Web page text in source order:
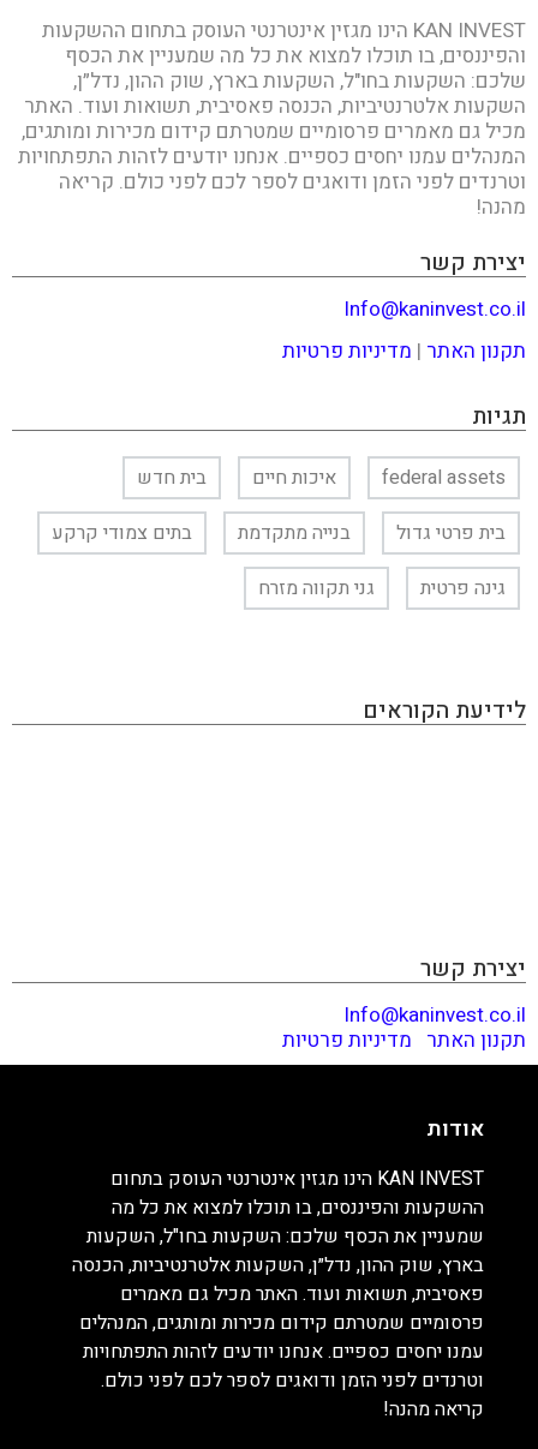
KAN INVEST הינו מגזין אינטרנטי העוסק בתחום ההשקעות
והפיננסים, בו תוכלו למצוא את כל מה שמעניין את הכסף
שלכם: השקעות בחו"ל, השקעות בארץ, שוק ההון, נדל״ן,
השקעות אלטרנטיביות, הכנסה פאסיבית, תשואות ועוד. האתר
מכיל גם מאמרים פרסומיים שמטרתם קידום מכירות ומותגים,
המנהלים עמנו יחסים כספיים. אנחנו יודעים לזהות התפתחויות
וטרנדים לפני הזמן ודואגים לספר לכם לפני כולם. קריאה
מהנה!
יצירת קשר
Info@kaninvest.co.il
תקנון האתר | מדיניות פרטיות
תגיות
federal assets איכות חיים
בית חדש
בית פרטי גדול
בנייה מתקדמת
בתים צמודי קרקע
גינה פרטית
גני תקווה מזרח
לידיעת הקוראים
יצירת קשר
Info@kaninvest.co.il
תקנון האתר מדיניות פרטיות
אודות
KAN INVEST הינו מגזין אינטרנטי העוסק בתחום
ההשקעות והפיננסים, בו תוכלו למצוא את כל מה
שמעניין את הכסף שלכם: השקעות בחו"ל, השקעות
בארץ, שוק ההון, נדל״ן, השקעות אלטרנטיביות, הכנסה
פאסיבית, תשואות ועוד. האתר מכיל גם מאמרים
פרסומיים שמטרתם קידום מכירות ומותגים, המנהלים
עמנו יחסים כספיים. אנחנו יודעים לזהות התפתחויות
וטרנדים לפני הזמן ודואגים לספר לכם לפני כולם.
קריאה מהנה!